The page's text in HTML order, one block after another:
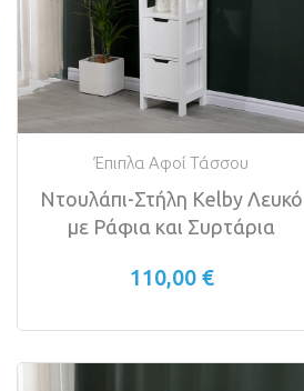
Έπιπλα Αφοί Τάσσου
Ντουλάπι-Στήλη Kelby Λευκό
με Ράφια και Συρτάρια
110,00 €